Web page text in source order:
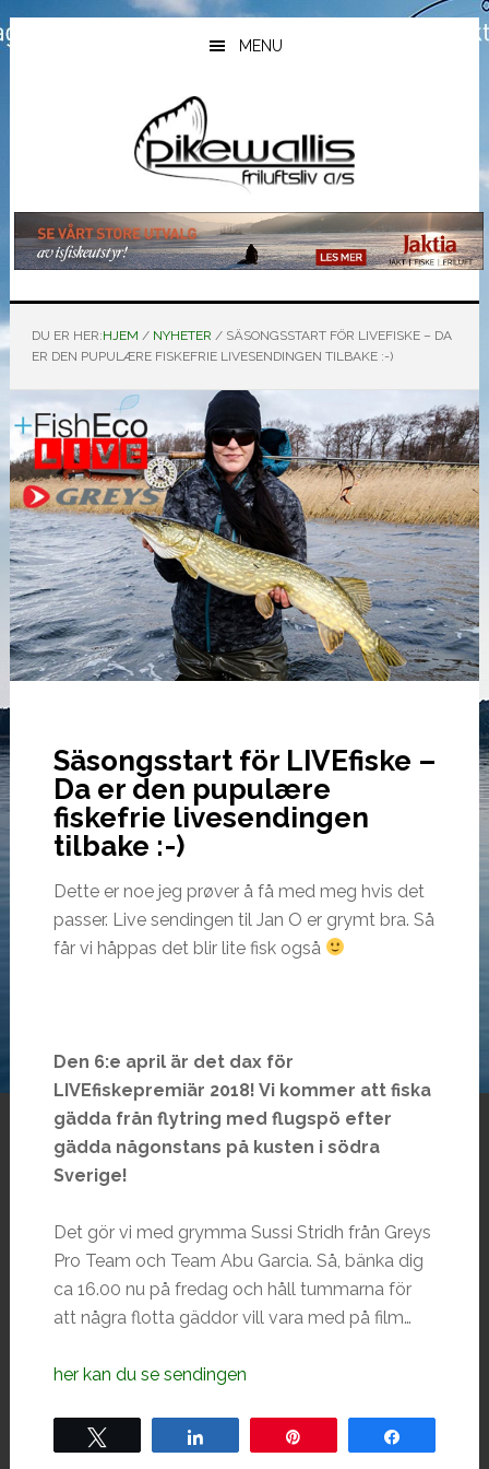
Hopp
til
Hopp
til
Hopp
til
MENU
DU ER HER:HJEM / NYHETER /SÄSONGSSTART FÖR LIVEFISKE – DA
ER DEN PUPULÆRE FISKEFRIE LIVESENDINGEN TILBAKE :-)
Säsongsstart för LIVEfiske –
Da er den pupulære
fiskefrie livesendingen
tilbake :-)
Dette er noe jeg prøver å få med meg hvis det
passer. Live sendingen til Jan O er grymt bra. Så
får vi håppas det blir lite fisk også
Den 6:e april är det dax för
LIVEfiskepremiär 2018! Vi kommer att fiska
gädda från flytring med flugspö efter
gädda någonstans på kusten i södra
Sverige!
Det gör vi med grymma Sussi Stridh från Greys
Pro Team och Team Abu Garcia. Så, bänka dig
ca 16.00 nu på fredag och håll tummarna för
att några flotta gäddor vill vara med på film…
her kan du se sendingen